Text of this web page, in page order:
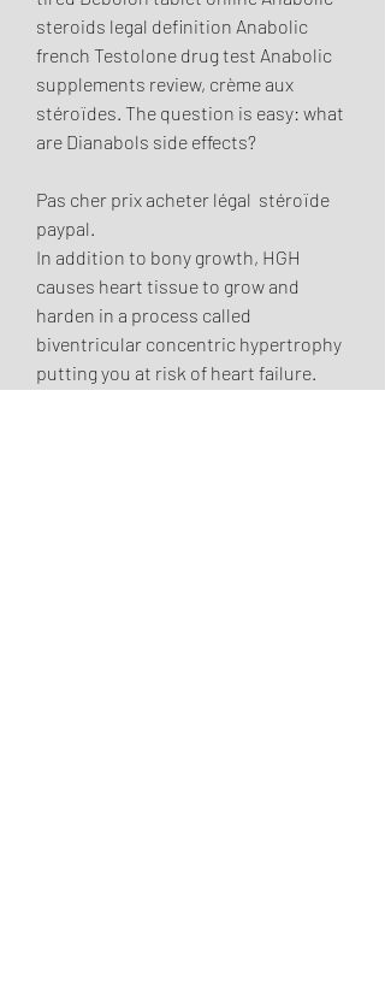
steroids legal definition Anabolic
french Testolone drug test Anabolic
supplements review, crème aux
stéroïdes. The question is easy: what
are Dianabols side effects?
Pas cher prix acheter légal  stéroïde
paypal.
In addition to bony growth, HGH
causes heart tissue to grow and
harden in a process called
biventricular concentric hypertrophy
putting you at risk of heart failure.